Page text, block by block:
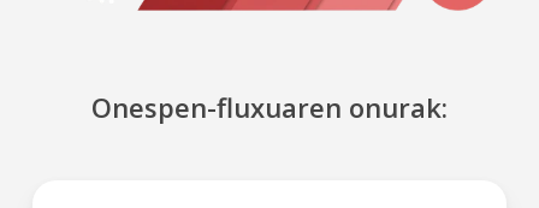
Onespen-fluxuaren onurak: